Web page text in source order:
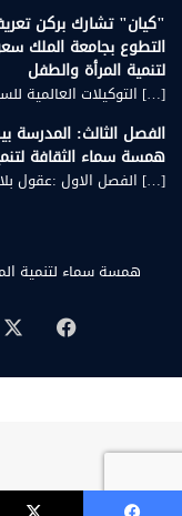
"كيان" تشارك بركن
التطوع بجامعة الملك
لتنمية المرأة والطفل
[…] التوكيلات العالمية
الفصل الثالث: المدرسة
همسة سماء الثقافة
[…] الفصل الاول :عقول
همسة سماء لتنمية
فيسبوك